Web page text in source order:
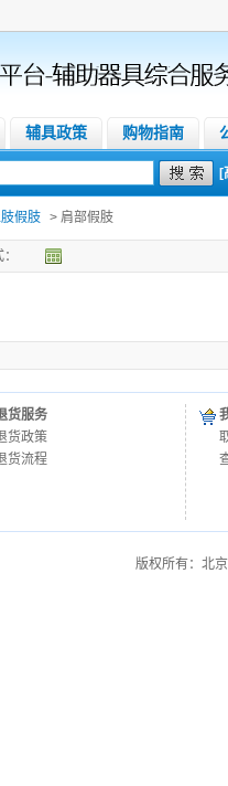
辅具政策 购物指南
[
假肢 > 肩部假肢
货服务
货政策
货流程
版权所有：北